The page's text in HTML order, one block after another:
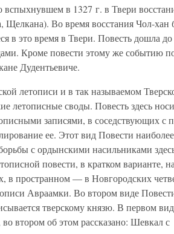
вспыхнувшем в 1327 г. в Твери
Щелкана). Во время восстания Чол-хан
в это время в Твери. Повесть дошла до
Кроме повести этому же событию
Дудентьевиче.
летописи и в так называемом
летописные своды. Повесть здесь
записями, в соседствующих с
ее. Этот вид Повести
с ордынскими насильниками
повести, в кратком варианте,
в пространном — в Новгородских
Авраамки. Во втором виде
тверскому князю. В первом
втором об этом рассказано: Шевкал с